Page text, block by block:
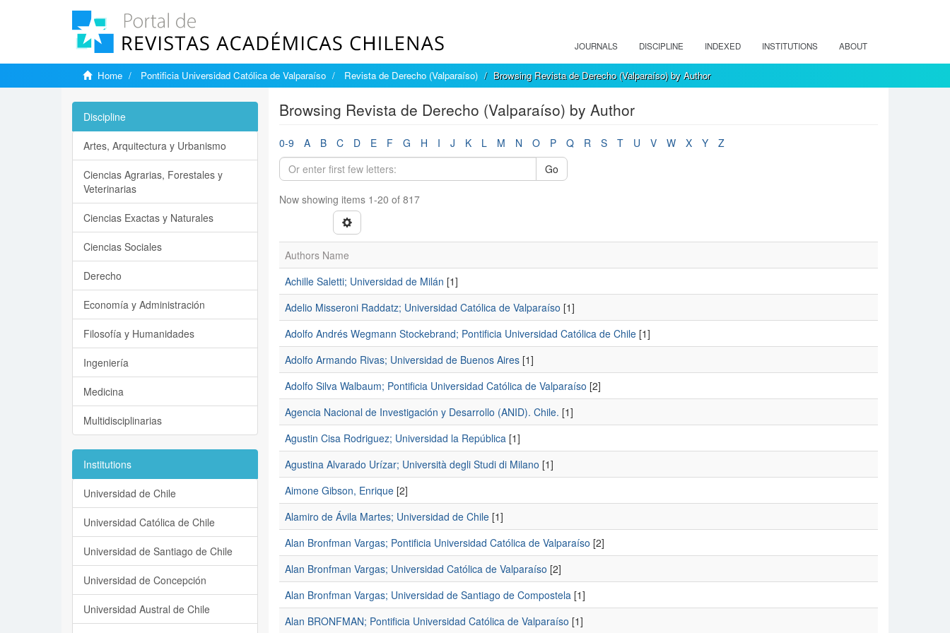
JOURNALS DISCIPLINE INDEXED INSTITUTIONS ABOUT
Home Pontificia Universidad Católica de Valparaíso Revista de Derecho (Valparaíso) Browsing Revista de Derecho (Valparaíso) by Author
Browsing Revista de Derecho (Valparaíso) by Author
0-9 A B C D E F G H I J K L M N O P Q R S T U V W X Y
Z
Go
Now showing items 1-20 of 817
Authors Name
Achille Saletti; Universidad de Milán [1]
Adelio Misseroni Raddatz; Universidad Católica de Valparaíso [1]
Adolfo Andrés Wegmann Stockebrand; Pontificia Universidad Católica de Chile[1]
Adolfo Armando Rivas; Universidad de Buenos Aires[1]
Adolfo Silva Walbaum; Pontificia Universidad Católica de Valparaíso [2]
Agencia Nacional de Investigación y Desarrollo (ANID). Chile. [1]
Agustin Cisa Rodriguez; Universidad la República[1]
Agustina Alvarado Urízar; Università degli Studi di Milano [1]
Aimone Gibson, Enrique[2]
Alamiro de Ávila Martes; Universidad de Chile[1]
Alan Bronfman Vargas; Pontificia Universidad Católica de Valparaíso [2]
Alan Bronfman Vargas; Universidad Católica de Valparaíso [2]
Alan Bronfman Vargas; Universidad de Santiago de Compostela[1]
Alan BRONFMAN; Pontificia Universidad Católica de Valparaíso [1]
Discipline
Artes, Arquitectura y Urbanismo
Ciencias Agrarias, Forestales y
Veterinarias
Ciencias Exactas y Naturales
Ciencias Sociales
Derecho
Economía y Administración
Filosofía y Humanidades
Ingeniería
Medicina
Multidisciplinarias
Institutions
Universidad de Chile
Universidad Católica de Chile
Universidad de Santiago de Chile
Universidad de Concepción
Universidad Austral de Chile